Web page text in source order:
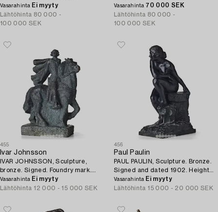
Vasarahinta Ei myyty
Lähtöhinta 80 000 -
100 000 SEK
Vasarahinta 70 000 SEK
Lähtöhinta 80 000 -
100 000 SEK
455
Ivar Johnsson
IVAR JOHNSSON, Sculpture,
bronze. Signed. Foundry mark.
Height 33.5 cm.
Vasarahinta Ei myyty
Lähtöhinta 12 000 - 15 000 SEK
456
Paul Paulin
PAUL PAULIN, Sculpture. Bronze.
Signed and dated 1902. Height
38 cm.
Vasarahinta Ei myyty
Lähtöhinta 15 000 - 20 000 SEK